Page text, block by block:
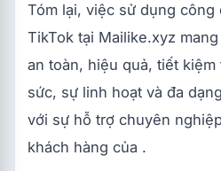
Tóm lại, việc sử dụng công
TikTok tại Mailike.xyz
an toàn, hiệu quả, tiết
sức, sự linh hoạt và đa
với sự hỗ trợ chuyên
khách hàng của .